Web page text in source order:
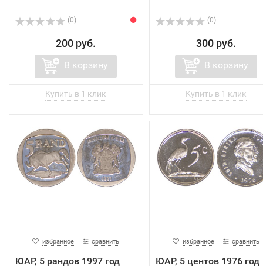
(0)
200 руб.
В корзину
(0)
300 руб.
В корзину
избранное сравнить
ЮАР, 5 рандов 1997 год
избранное сравнить
ЮАР, 5 центов 1976 год